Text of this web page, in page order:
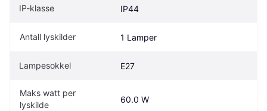
IP-klasse IP44
Antall lyskilder 1 Lamper
Lampesokkel E27
Maks watt per
lyskilde
60.0 W